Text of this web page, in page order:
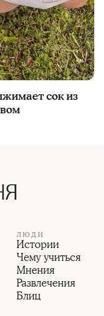
сок из
ЛЮДИ
Истории
Чему учиться
Мнения
Развлечения
Блиц